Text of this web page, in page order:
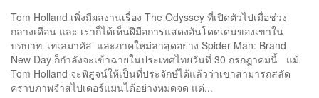
Tom Holland เพิ่งมีผลงานเรื่อง The Odyssey ที่เปิดตัวไปเมื่อช่วง
กลางเดือน และ เราก็ได้เห็นฝีมือการแสดงอันโดดเด่นของเขาใน
บทบาท ‘เทเลมาคัส’ และภาคใหม่ล่าสุดอย่าง Spider-Man: Brand
New Day ก็กำลังจะเข้าฉายในประเทศไทยวันที่ 30 กรกฎาคมนี้ แม้
Tom Holland จะพิสูจน์ให้เป็นที่ประจักษ์ได้แล้วว่าเขาสามารถสลัด
คราบภาพจำสไปเดอร์แมนได้อย่างหมดจด แต่...